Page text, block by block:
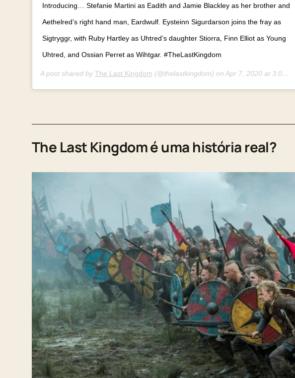
Introducing… Stefanie Martini as Eadith and Jamie Blackley as her brother and
Aethelred’s right hand man, Eardwulf. Eysteinn Sigurdarson joins the fray as
Sigtryggr, with Ruby Hartley as Uhtred’s daughter Stiorra, Finn Elliot as Young
Uhtred, and Ossian Perret as Wihtgar. #TheLastKingdom
A post shared by The Last Kingdom (@thelastkingdom) on Apr 7, 2020 at 3:00am PDT
The Last Kingdom é uma história real?